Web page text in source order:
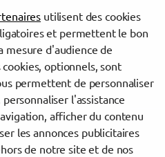
utilisent des cookies
et permettent le bon
d'audience de
optionnels, sont
permettent de personnaliser
l'assistance
afficher du contenu
les annonces publicitaires
de notre site et de nos